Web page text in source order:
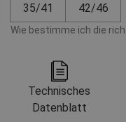
35/41
42/46
Wie bestimme ich die
Technisches
Datenblatt